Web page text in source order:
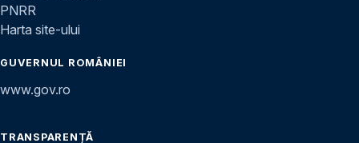
PNRR
Harta site-ului
GUVERNUL ROMÂNIEI
www.gov.ro
TRANSPARENȚĂ